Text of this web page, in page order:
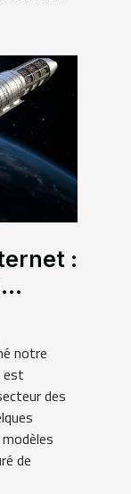
:
notre
est
des
de